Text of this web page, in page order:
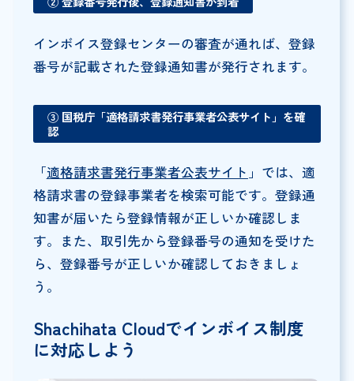
インボイス登録センターの審査が通れば、登録
番号が記載された登録通知書が発行されます。
③ 国税庁「適格請求書発行事業者公表サイト」を確
認
「適格請求書発行事業者公表サイト 」では、適
格請求書の登録事業者を検索可能です。登録通
知書が届いたら登録情報が正しいか確認しま
す。また、取引先から登録番号の通知を受けた
ら、登録番号が正しいか確認しておきましょ
う。
Shachihata Cloudでインボイス制度
に対応しよう